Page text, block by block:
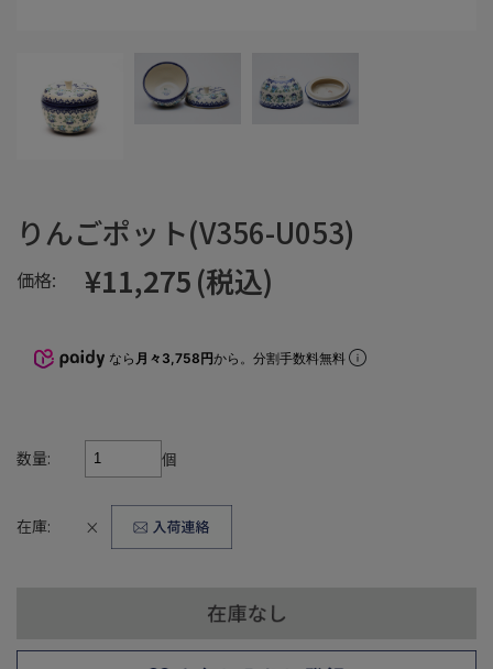
りんごポット(V356-U053)
価格: ¥11,275(税込)
なら 月々3,758円から。分割手数料無料
数量: 個
在庫: ×